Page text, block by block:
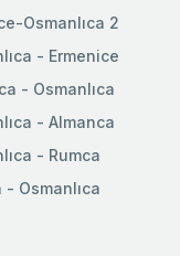
Osmanlıca 2
- Ermenice
- Osmanlıca
- Almanca
- Rumca
- Osmanlıca